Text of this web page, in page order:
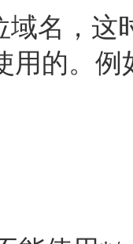
域名，这
用的。例